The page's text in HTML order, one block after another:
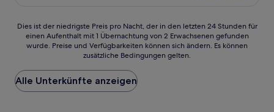
Dies
der
Preis
pro
Nacht,
Dies ist der niedrigste Preis pro Nacht, der in den letzten 24 Stunden für
einen Aufenthalt mit 1 Übernachtung von 2 Erwachsenen gefunden
wurde. Preise und Verfügbarkeiten können sich ändern. Es können
zusätzliche Bedingungen gelten.
Alle Unterkünfte anzeigen